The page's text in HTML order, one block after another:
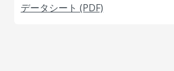
データシート (PDF)